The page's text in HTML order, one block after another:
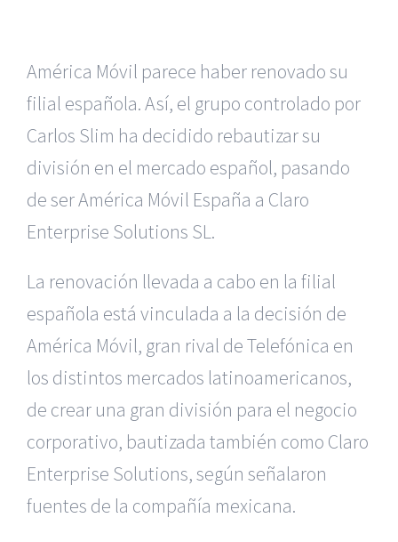
América Móvil parece haber renovado su
filial española. Así, el grupo controlado por
Carlos Slim ha decidido rebautizar su
división en el mercado español, pasando
de ser América Móvil España a Claro
Enterprise Solutions SL.
La renovación llevada a cabo en la filial
española está vinculada a la decisión de
América Móvil, gran rival de Telefónica en
los distintos mercados latinoamericanos,
de crear una gran división para el negocio
corporativo, bautizada también como Claro
Enterprise Solutions, según señalaron
fuentes de la compañía mexicana.